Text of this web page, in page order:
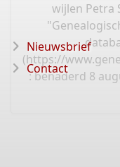
wijlen Petra
(https://
: benaderd 8
Nieuwsbrief
Contact